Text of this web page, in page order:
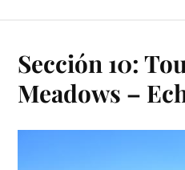
Sección 10:
Meadows –